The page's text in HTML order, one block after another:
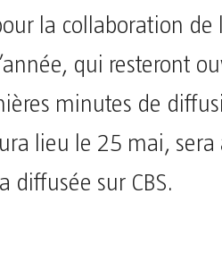
la collaboration de
qui resteront
minutes de
lieu le 25 mai,
diffusée sur CBS.